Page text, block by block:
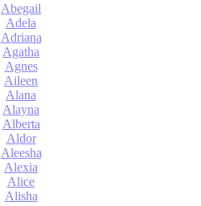
Abegail
Adela
Adriana
Agatha
Agnes
Aileen
Alana
Alayna
Alberta
Aldor
Aleesha
Alexia
Alice
Alisha